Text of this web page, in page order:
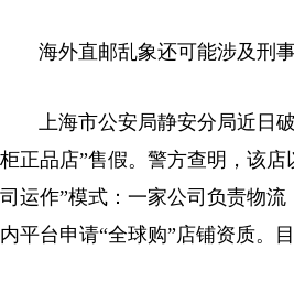
海外直邮乱象还可能涉及刑事
上海市公安局静安分局近日破
柜正品店”售假。警方查明，该
司运作”模式：一家公司负责物
内平台申请“全球购”店铺资质。